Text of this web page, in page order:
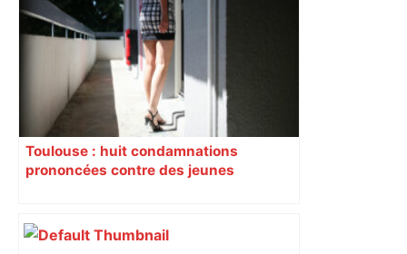
sa sortie à Metz – L'Équipe
Toulouse : huit condamnations
prononcées contre des jeunes